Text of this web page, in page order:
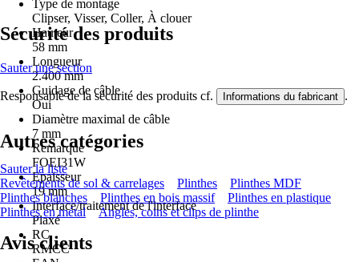
Type de montage
Clipser, Visser, Coller, À clouer
Hauteur
58 mm
Longueur
2.400 mm
Guidage de câble
Oui
Diamètre maximal de câble
7 mm
Remarque
FOEI31W
Epaisseur
19 mm
Interface/traitement de l'interface
Plaxé
RC
RMCC
Sécurité des produits
Sauter une section
Responsable de la sécurité des produits cf. Informations du fabricant .
Autres catégories
Sauter la liste
Revêtements de sol & carrelages
Plinthes
Plinthes MDF
Plinthes blanches
Plinthes en bois massif
Plinthes en plastique
Plinthes en métal
Angles, coins et clips de plinthe
Avis clients